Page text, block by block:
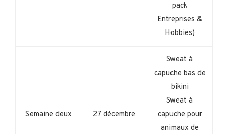
pack
Entreprises &
Hobbies)
Semaine deux 27 décembre
Sweat à
capuche bas de
bikini
Sweat à
capuche pour
animaux de